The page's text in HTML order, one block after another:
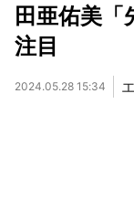
田亜佑美
注目
2024.05.28 15:34